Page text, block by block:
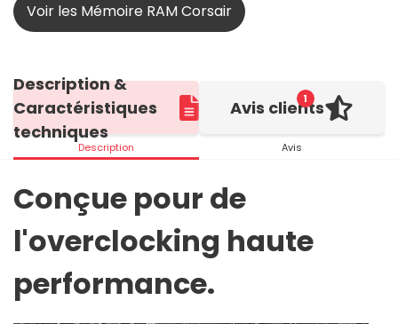
Voir les Mémoire RAM Corsair
Description &
Caractéristiques
techniques
Description
1
Avis clients
Avis
Conçue pour de
l'overclocking haute
performance.